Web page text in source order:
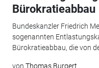
Bürokratieabbau
Bundeskanzler Friedrich
sogenannten
Bürokratieabbau, die von
von Thomas Burgert